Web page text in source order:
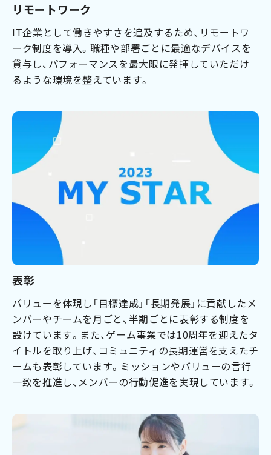
リモートワーク
IT企業として働きやすさを追及するため、リモートワ
ーク制度を導入。職種や部署ごとに最適なデバイスを
貸与し、パフォーマンスを最大限に発揮していただけ
るような環境を整えています。
表彰
バリューを体現し「目標達成」「長期発展」に貢献したメ
ンバーやチームを月ごと、半期ごとに表彰する制度を
設けています。また、ゲーム事業では10周年を迎えたタ
イトルを取り上げ、コミュニティの長期運営を支えたチ
ームも表彰しています。ミッションやバリューの言行
一致を推進し、メンバーの行動促進を実現しています。